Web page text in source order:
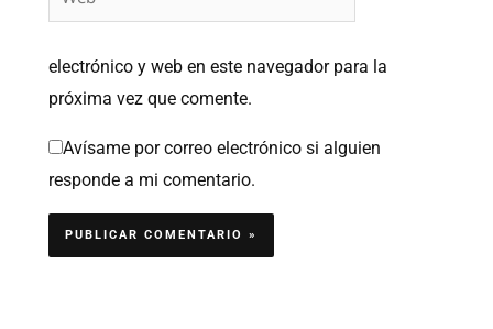
electrónico y web en este navegador para la
próxima vez que comente.
Avísame por correo electrónico si alguien
responde a mi comentario.